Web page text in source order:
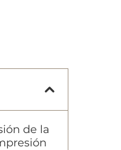
de la